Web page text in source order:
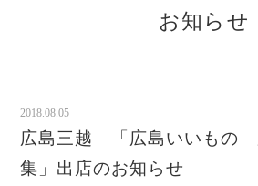
お知らせ
2018.08.05
広島三越 「広島いいもの
集」出店のお知らせ